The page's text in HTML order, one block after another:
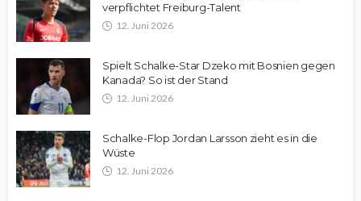
verpflichtet Freiburg-Talent
12. Juni 2026
Spielt Schalke-Star Dzeko mit Bosnien gegen
Kanada? So ist der Stand
12. Juni 2026
Schalke-Flop Jordan Larsson zieht es in die
Wüste
12. Juni 2026